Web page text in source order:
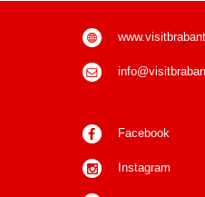
Facebook
Instagram